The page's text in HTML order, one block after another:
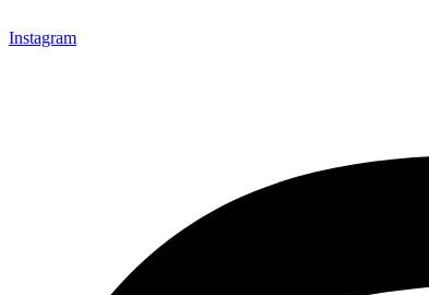
Instagram